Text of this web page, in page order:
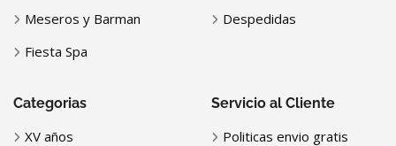
Meseros y Barman
Fiesta Spa
Despedidas
Categorias
XV años
Servicio al Cliente
Politicas envio gratis